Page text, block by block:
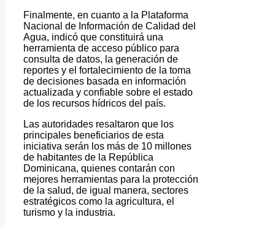
Finalmente, en cuanto a la Plataforma
Nacional de Información de Calidad del
Agua, indicó que constituirá una
herramienta de acceso público para
consulta de datos, la generación de
reportes y el fortalecimiento de la toma
de decisiones basada en información
actualizada y confiable sobre el estado
de los recursos hídricos del país.
Las autoridades resaltaron que los
principales beneficiarios de esta
iniciativa serán los más de 10 millones
de habitantes de la República
Dominicana, quienes contarán con
mejores herramientas para la protección
de la salud, de igual manera, sectores
estratégicos como la agricultura, el
turismo y la industria.